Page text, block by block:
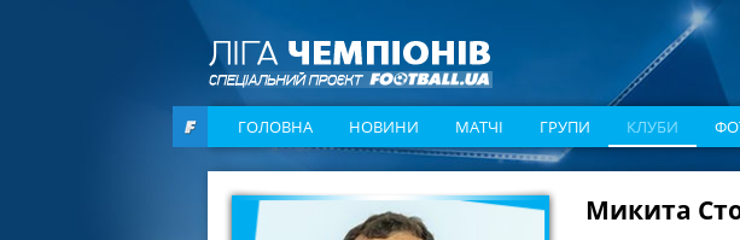
ГОЛОВНА НОВИНИ МАТЧІ ГРУПИ КЛУБИ
Микита